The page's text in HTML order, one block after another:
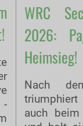
-
WRC
2026:
Heimsieg!
Nach
auch